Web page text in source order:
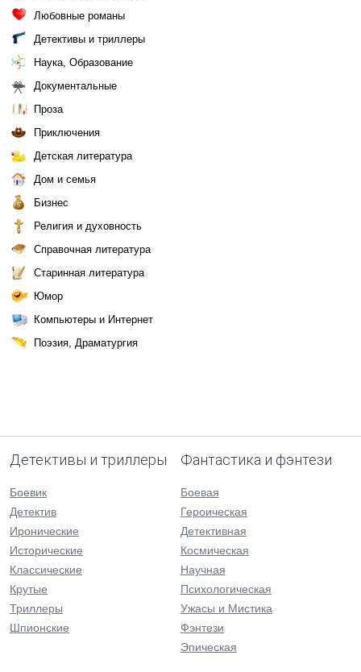
Любовные романы
Детективы и триллеры
Наука, Образование
Документальные
Проза
Приключения
Детская литература
Дом и семья
Бизнес
Религия и духовность
Справочная литература
Старинная литература
Юмор
Компьютеры и Интернет
Поэзия, Драматургия
Детективы и триллеры
Боевик
Детектив
Иронические
Исторические
Классические
Крутые
Триллеры
Шпионские
Фантастика и фэнтези
Боевая
Героическая
Детективная
Космическая
Научная
Психологическая
Ужасы и Мистика
Фэнтези
Эпическая